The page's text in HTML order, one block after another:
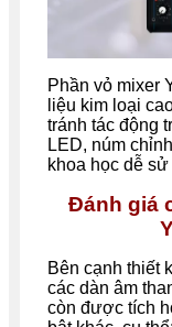
Phần vỏ mixer
liệu kim loại
tránh tác động
LED, núm
khoa học dễ sử
Đánh giá
Bên cạnh thiết
các dàn âm
còn được tích